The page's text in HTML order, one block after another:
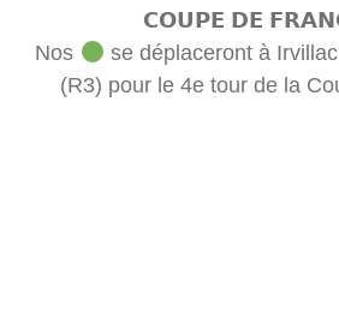
𝗖𝗢𝗨𝗣𝗘 𝗗𝗘
Nos
se déplaceront à
(R3) pour le 4e tour de la